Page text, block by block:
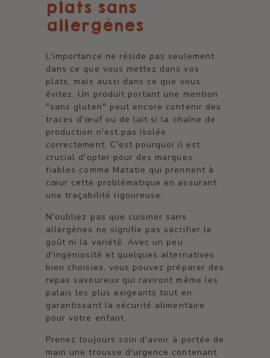
plats sans
allergènes
L'importance ne réside pas seulement
dans ce que vous mettez dans vos
plats, mais aussi dans ce que vous
évitez. Un produit portant une mention
"sans gluten" peut encore contenir des
traces d'œuf ou de lait si la chaîne de
production n'est pas isolée
correctement. C'est pourquoi il est
crucial d'opter pour des marques
fiables comme Matatie qui prennent à
cœur cette problématique en assurant
une traçabilité rigoureuse.
N'oubliez pas que cuisiner sans
allergènes ne signifie pas sacrifier le
goût ni la variété. Avec un peu
d'ingéniosité et quelques alternatives
bien choisies, vous pouvez préparer des
repas savoureux qui raviront même les
palais les plus exigeants tout en
garantissant la sécurité alimentaire
pour votre enfant.
Prenez toujours soin d'avoir à portée de
main une trousse d'urgence contenant